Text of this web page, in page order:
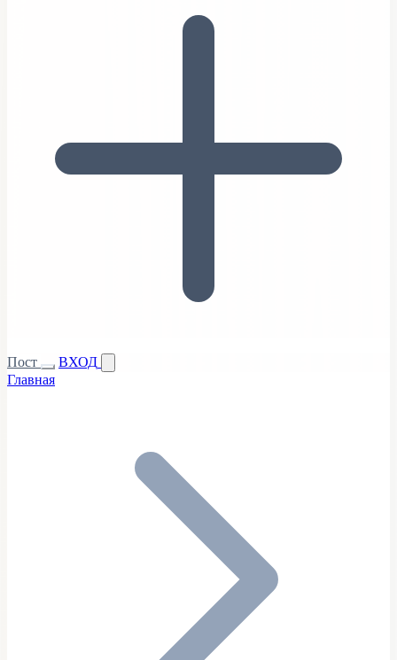
Пост
ВХОД
Главная